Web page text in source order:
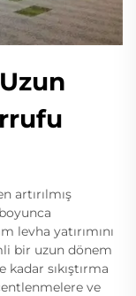
artırılmış
levha yatırımını
bir uzun dönem
sıkıştırma
ve